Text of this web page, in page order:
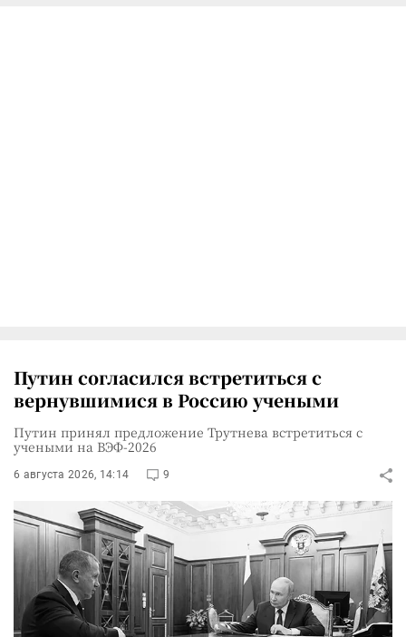
Путин согласился встретиться с
вернувшимися в Россию учеными
Путин принял предложение Трутнева встретиться с
учеными на ВЭФ-2026
6 августа 2026, 14:14 9